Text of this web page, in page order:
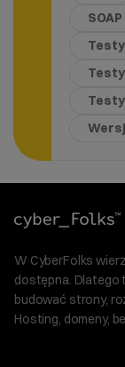
SOAP
W CyberFolks
dostępna. Dlatego
budować strony,
Hosting, domeny,